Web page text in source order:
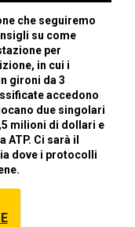
che seguiremo
su come
per
in cui i
gironi da 3
accedono
due singolari
milioni di dollari e
Ci sarà il
dove i protocolli